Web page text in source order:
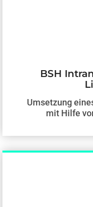
BSH
Umsetzung
mit Hilfe